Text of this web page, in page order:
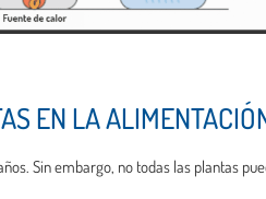
EN LA
Sin embargo, no todas las plantas